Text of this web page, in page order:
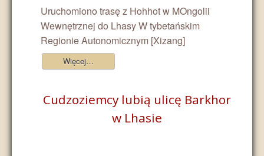
Uruchomiono trasę z Hohhot w MOngolii
Wewnętrznej do Lhasy W tybetańskim
Regionie Autonomicznym [Xizang]
Więcej…
Cudzoziemcy lubią ulicę Barkhor
w Lhasie